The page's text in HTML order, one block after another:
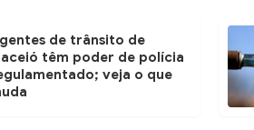
de trânsito de
têm poder de polícia
veja o que